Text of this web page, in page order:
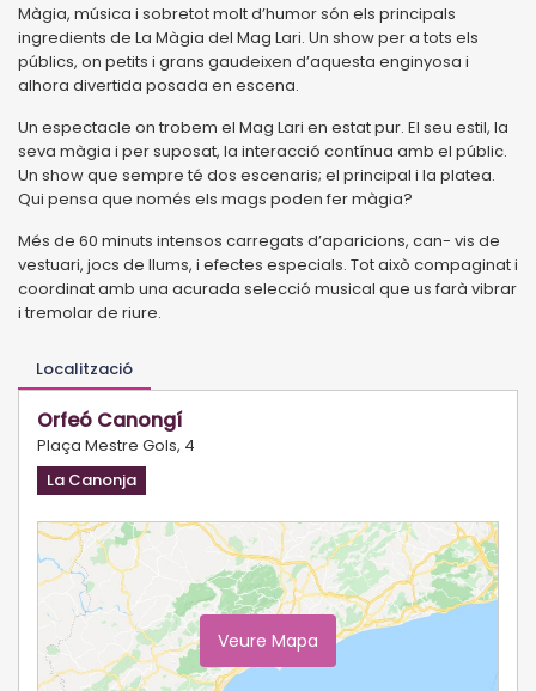
Màgia, música i sobretot molt d’humor són els principals
ingredients de La Màgia del Mag Lari. Un show per a tots els
públics, on petits i grans gaudeixen d’aquesta enginyosa i
alhora divertida posada en escena.
Un espectacle on trobem el Mag Lari en estat pur. El seu estil, la
seva màgia i per suposat, la interacció contínua amb el públic.
Un show que sempre té dos escenaris; el principal i la platea.
Qui pensa que només els mags poden fer màgia?
Més de 60 minuts intensos carregats d’aparicions, can- vis de
vestuari, jocs de llums, i efectes especials. Tot això compaginat i
coordinat amb una acurada selecció musical que us farà vibrar
i tremolar de riure.
Localització
Orfeó Canongí
Plaça Mestre Gols, 4
La Canonja
Veure Mapa